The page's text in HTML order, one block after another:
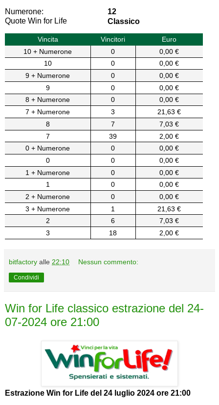
Numerone:
12
Quote Win for Life
Classico
Vincita Vincitori
Euro
10 + Numerone
0
0,00 €
10
0
0,00 €
9 + Numerone
0
0,00 €
9
0
0,00 €
8 + Numerone
0
0,00 €
7 + Numerone
3
21,63 €
8
7
7,03 €
7
39
2,00 €
0 + Numerone
0
0,00 €
0
0
0,00 €
1 + Numerone
0
0,00 €
1
0
0,00 €
2 + Numerone
0
0,00 €
3 + Numerone
1
21,63 €
2
6
7,03 €
3
18 2,00 €
bitfactory alle 22:10 Nessun commento:
Condividi
Win for Life classico estrazione del 24-
07-2024 ore 21:00
Estrazione Win for Life del 24 luglio 2024 ore 21:00